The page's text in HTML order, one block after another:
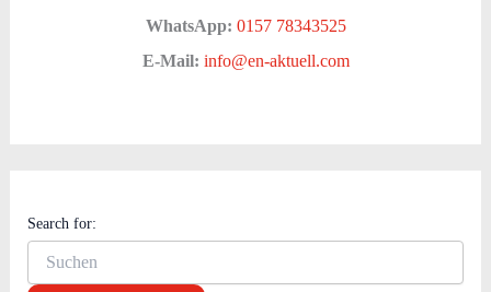
WhatsApp: 0157 78343525
E-Mail: info@en-aktuell.com
Search for: